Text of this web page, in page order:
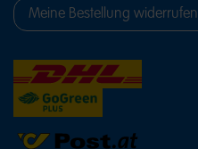
Meine Bestellung widerrufen